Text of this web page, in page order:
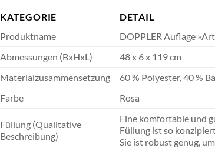
KATEGORIE
DETAIL
Produktname
DOPPLER Auflage
Abmessungen (BxHxL)
48 x 6 x 119 cm
Materialzusammensetzung
60 % Polyester, 40 %
Farbe
Rosa
Füllung (Qualitative
Beschreibung)
Eine komfortable und
Füllung ist so
Sie ist robust genug,